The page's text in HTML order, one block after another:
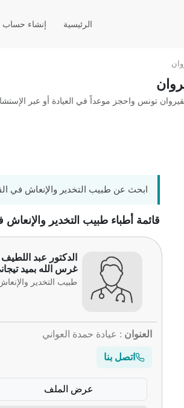
الرئيسية إنشاء حساب
تونس واحجز موعداً في العيادة أو عبر
ابحث عن طبيب التخدير والإنعاش في
قائمة أطباء طبيب التخدير والإنعاش
الدكتور عبد اللطيف
غرس الله بميد
طبيب التخدير
العنوان : عيادة حمدة العواني
اتصل بنا
عرض الملف